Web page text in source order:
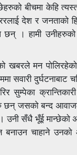
बीचमा केहि
देश र जनताको
। हामी उनीहरुको
खबरले मन
दुर्घटनाबाट
सुम्पेका
छन् जसको बन्द
। उनी सँधै भूँई
बनाउन चाहाने उनको